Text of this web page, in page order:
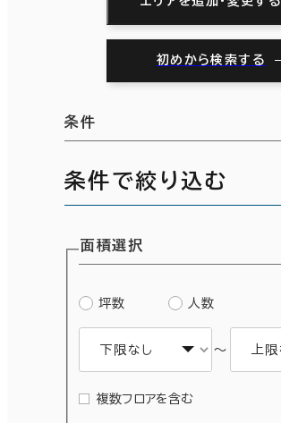
初めから検索する
条件
条件で絞り込む
面積選択
坪数 人数
～
複数フロアを含む